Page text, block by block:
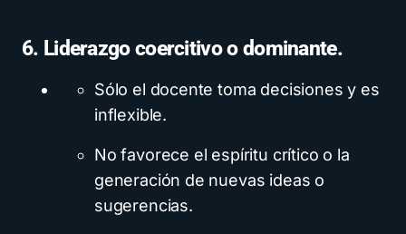
6. Liderazgo coercitivo o dominante.
Sólo el docente toma decisiones y es
inflexible.
No favorece el espíritu crítico o la
generación de nuevas ideas o
sugerencias.